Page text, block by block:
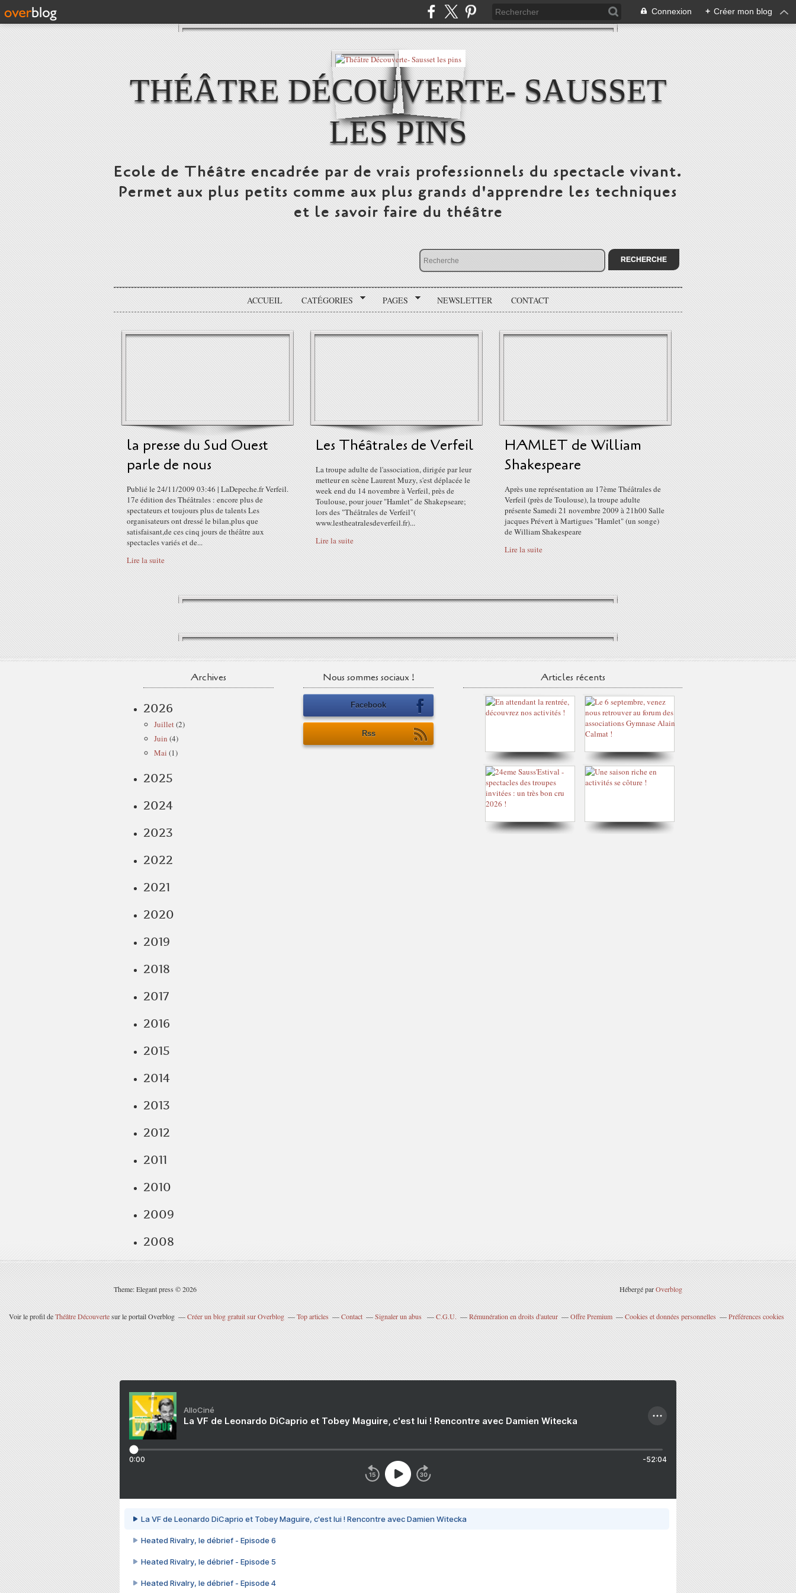
Connexion + Créer mon blog
THÉÂTRE DÉCOUVERTE- SAUSSET
LES PINS
Ecole de Théâtre encadrée par de vrais professionnels du spectacle vivant.
Permet aux plus petits comme aux plus grands d'apprendre les techniques
et le savoir faire du théâtre
ACCUEIL CATÉGORIES PAGES NEWSLETTER CONTACT
la presse du Sud Ouest
parle de nous
Publié le 24/11/2009 03:46 | LaDepeche.fr Verfeil.
17e édition des Théâtrales : encore plus de
spectateurs et toujours plus de talents Les
organisateurs ont dressé le bilan,plus que
satisfaisant,de ces cinq jours de théâtre aux
spectacles variés et de...
Lire la suite
Les Théâtrales de Verfeil
La troupe adulte de l'association, dirigée par leur
metteur en scène Laurent Muzy, s'est déplacée le
week end du 14 novembre à Verfeil, près de
Toulouse, pour jouer "Hamlet" de Shakepseare;
lors des "Théâtrales de Verfeil"(
www.lestheatralesdeverfeil.fr)...
Lire la suite
HAMLET de William
Shakespeare
Après une représentation au 17ème Théâtrales de
Verfeil (près de Toulouse), la troupe adulte
présente Samedi 21 novembre 2009 à 21h00 Salle
jacques Prévert à Martigues "Hamlet" (un songe)
de William Shakespeare
Lire la suite
Archives
2026
Juillet(2)
Juin (4)
Mai (1)
2025
2024
2023
2022
2021
2020
2019
2018
2017
2016
2015
2014
2013
2012
2011
2010
2009
2008
Nous sommes sociaux !
Facebook
Rss
Articles récents
Theme: Elegant press © 2026 Hébergé parOverblog
Voir le profil deThéâtre Découvertesur le portail Overblog Créer un blog gratuit sur Overblog Top articles Contact Signaler un abus C.G.U. Rémunération en droits d'auteur Offre Premium Cookies et données personnelles Préférences cookies
AlloCiné
La VF de Leonardo DiCaprio et Tobey Maguire, c'est lui ! Rencontre avec Damien Witecka
0:00 -52:04
La VF de Leonardo DiCaprio et Tobey Maguire, c'est lui ! Rencontre avec Damien Witecka
Heated Rivalry, le débrief - Episode 6
Heated Rivalry, le débrief - Episode 5
Heated Rivalry, le débrief - Episode 4